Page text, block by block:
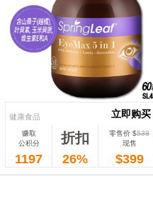
健康食品
立即购买
立即购买
赚取
公积分
折扣 零售价 $538
现售
1197 26% $399